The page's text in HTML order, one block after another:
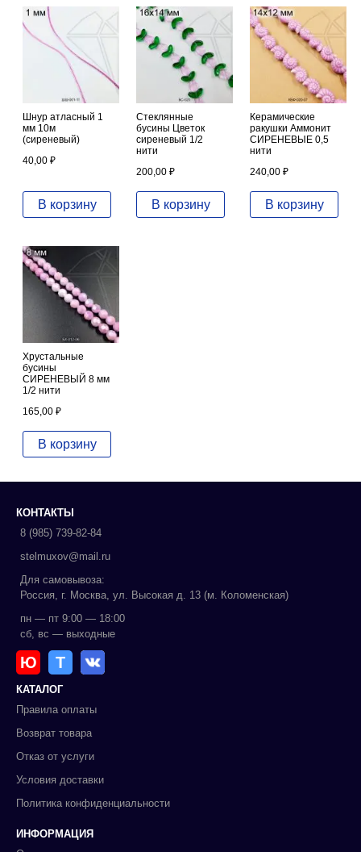
Шнур атласный 1
мм 10м
(сиреневый)
40,00 ₽
В корзину
Стеклянные
бусины Цветок
сиреневый 1/2
нити
200,00 ₽
В корзину
Керамические
ракушки Аммонит
СИРЕНЕВЫЕ 0,5
нити
240,00 ₽
В корзину
Хрустальные
бусины
СИРЕНЕВЫЙ 8 мм
1/2 нити
165,00 ₽
В корзину
КОНТАКТЫ
8 (985) 739-82-84
stelmuxov@mail.ru
Для самовывоза:
Россия, г. Москва, ул. Высокая д. 13 (м. Коломенская)
пн — пт 9:00 — 18:00
сб, вс — выходные
Ю Т
КАТАЛОГ
Правила оплаты
Возврат товара
Отказ от услуги
Условия доставки
Политика конфиденциальности
ИНФОРМАЦИЯ